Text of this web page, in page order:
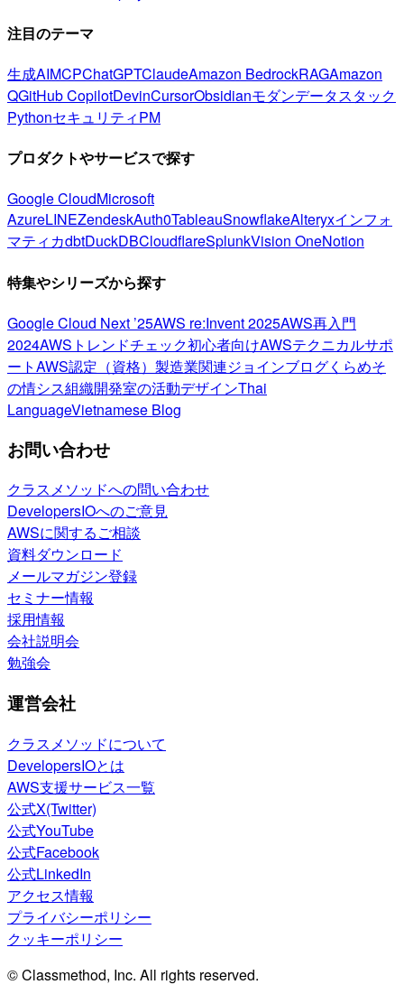
注目のテーマ
生成AIMCPChatGPTClaudeAmazon BedrockRAGAmazon
QGitHub CopilotDevinCursorObsidianモダンデータスタック
PythonセキュリティPM
プロダクトやサービスで探す
Google CloudMicrosoft
AzureLINEZendeskAuth0TableauSnowflakeAlteryxインフォ
マティカdbtDuckDBCloudflareSplunkVision OneNotion
特集やシリーズから探す
Google Cloud Next ’25AWS re:Invent 2025AWS再入門
2024AWSトレンドチェック初心者向けAWSテクニカルサポ
ートAWS認定（資格） 製造業関連ジョインブログくらめそ
の情シス組織開発室の活動デザインThai
LanguageVietnamese Blog
お問い合わせ
クラスメソッドへの問い合わせ
DevelopersIOへのご意見
AWSに関するご相談
資料ダウンロード
メールマガジン登録
セミナー情報
採用情報
会社説明会
勉強会
運営会社
クラスメソッドについて
DevelopersIOとは
AWS支援サービス一覧
公式X(Twitter)
公式YouTube
公式Facebook
公式LinkedIn
アクセス情報
プライバシーポリシー
クッキーポリシー
© Classmethod, Inc. All rights reserved.